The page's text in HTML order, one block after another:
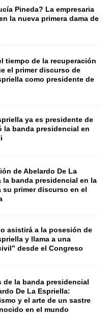
Pineda? La empresaria
la nueva primera dama de
tiempo de la recuperación
el primer discurso de
como presidente de
ya es presidente de
la banda presidencial en
de Abelardo De La
la banda presidencial en la
su primer discurso en el
asistirá a la posesión de
y llama a una
desde el Congreso
de la banda presidencial
De La Espriella:
y el arte de un sastre
en el mundo